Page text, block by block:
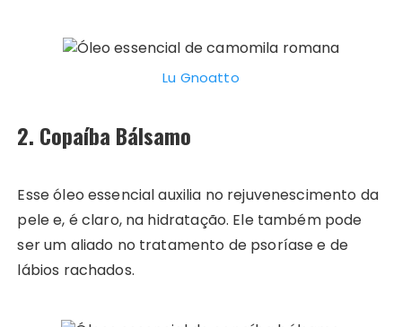
Lu Gnoatto
2. Copaíba Bálsamo
Esse óleo essencial auxilia no rejuvenescimento da
pele e, é claro, na hidratação. Ele também pode
ser um aliado no tratamento de psoríase e de
lábios rachados.